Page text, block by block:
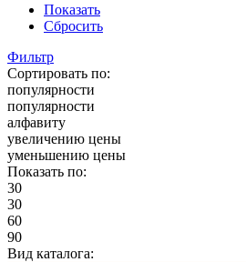
Показать
Сбросить
Фильтр
Сортировать по:
популярности
популярности
алфавиту
увеличению цены
уменьшению цены
Показать по:
30
30
60
90
Вид каталога: